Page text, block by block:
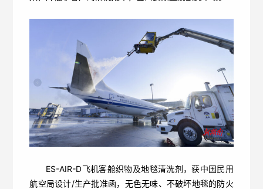
ES-AIR-D飞机客舱织物及地毯清洗剂，获中国民用
航空局设计/生产批准函，无色无味、不破坏地毯的防火